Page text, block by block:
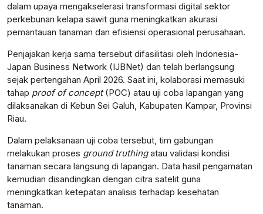
dalam upaya mengakselerasi transformasi digital sektor
perkebunan kelapa sawit guna meningkatkan akurasi
pemantauan tanaman dan efisiensi operasional perusahaan.
Penjajakan kerja sama tersebut difasilitasi oleh Indonesia-
Japan Business Network (IJBNet) dan telah berlangsung
sejak pertengahan April 2026. Saat ini, kolaborasi memasuki
tahap proof of concept(POC) atau uji coba lapangan yang
dilaksanakan di Kebun Sei Galuh, Kabupaten Kampar, Provinsi
Riau.
Dalam pelaksanaan uji coba tersebut, tim gabungan
melakukan proses ground truthingatau validasi kondisi
tanaman secara langsung di lapangan. Data hasil pengamatan
kemudian disandingkan dengan citra satelit guna
meningkatkan ketepatan analisis terhadap kesehatan
tanaman.